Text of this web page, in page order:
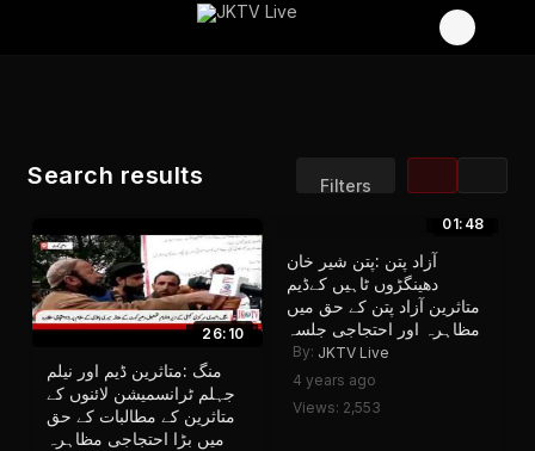
Filters
Search results
Sort by:
Results/Page:
26:10
منگ :متاثرین ڈیم اور نیلم
جہلم ٹرانسمیشن لائنوں کے
متاثرین کے مطالبات کے حق
میں بڑا احتجاجی مظاہرہ
01:48
آزاد پتن :پتن شیر خان
دھینگڑوں ٹاہیں کےڈیم
متاثرین آزاد پتن کے حق میں
مظاہرہ اور احتجاجی جلسہ
By: JKTV Live
4 years ago
Views: 2,553